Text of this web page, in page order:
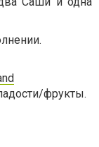
фрукты.